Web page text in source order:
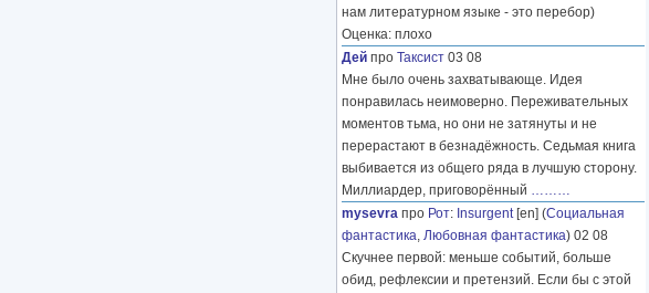
нам литературном языке - это перебор)
Оценка: плохо
Дей про Таксист 03 08
Мне было очень захватывающе. Идея
понравилась неимоверно. Переживательных
моментов тьма, но они не затянуты и не
перерастают в безнадёжность. Седьмая книга
выбивается из общего ряда в лучшую сторону.
Миллиардер, приговорённый ………
mysevra про Рот: Insurgent[en] (Социальная
фантастика, Любовная фантастика) 02 08
Скучнее первой: меньше событий, больше
обид, рефлексии и претензий. Если бы с этой